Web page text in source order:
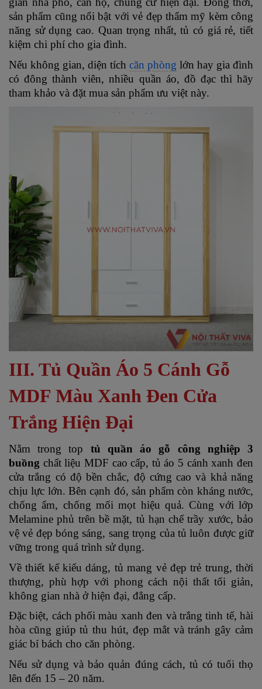
sản phẩm cũng nổi bật với vẻ đẹp thẩm mỹ kèm công
năng sử dụng cao. Quan trọng nhất, tủ có giá rẻ, tiết
kiệm chi phí cho gia đình.
Nếu không gian, diện tích căn phòng lớn hay gia đình
có đông thành viên, nhiều quần áo, đồ đạc thì hãy
tham khảo và đặt mua sản phẩm ưu việt này.
III. Tủ Quần Áo 5 Cánh Gỗ
MDF Màu Xanh Đen Cửa
Trắng Hiện Đại
Nằm trong top tủ quần áo gỗ công nghiệp 3
buồng chất liệu MDF cao cấp, tủ áo 5 cánh xanh đen
cửa trắng có độ bền chắc, độ cứng cao và khả năng
chịu lực lớn. Bên cạnh đó, sản phẩm còn kháng nước,
chống ẩm, chống mối mọt hiệu quả. Cùng với lớp
Melamine phủ trên bề mặt, tủ hạn chế trầy xước, bảo
vệ vẻ đẹp bóng sáng, sang trọng của tủ luôn được giữ
vững trong quá trình sử dụng.
Về thiết kế kiểu dáng, tủ mang vẻ đẹp trẻ trung, thời
thượng, phù hợp với phong cách nội thất tối giản,
không gian nhà ở hiện đại, đẳng cấp.
Đặc biệt, cách phối màu xanh đen và trắng tinh tế, hài
hòa cũng giúp tủ thu hút, đẹp mắt và tránh gây cảm
giác bí bách cho căn phòng.
Nếu sử dụng và bảo quản đúng cách, tủ có tuổi thọ
lên đến 15 – 20 năm.